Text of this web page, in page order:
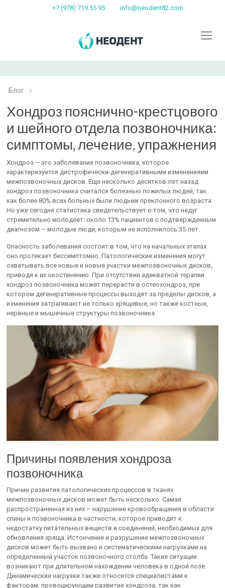
+7 (978) 719 55 95 info@neodent82.com
Блог ›
Хондроз пояснично-крестцового
и шейного отдела позвоночника:
симптомы, лечение, упражнения
Хондроз – это заболевание позвоночника, которое
характеризуется дистрофически-дегенеративными изменениями
межпозвоночных дисков. Еще несколько десятков лет назад
хондроз позвоночника считался болезнью пожилых людей, так
как более 80% всех больных были людьми преклонного возраста.
Но уже сегодня статистика свидетельствует о том, что недуг
стремительно молодеет: около 13% пациентов с подтвержденным
диагнозом – молодые люди, которым не исполнилось 35 лет.
Опасность заболевания состоит в том, что на начальных этапах
оно протекает бессимптомно. Патологические изменения могут
охватывать все новые и новые участки межпозвоночных дисков,
приводя к их окостенению. При отсутствии адекватной терапии
хондроз позвоночника может перерасти в остеохондроз, при
котором дегенеративные процессы выходят за пределы дисков, а
изменения затрагивают не только хрящевые, но также костные,
нервные и мышечные структуры позвоночника.
Причины появления хондроза
позвоночника
Причин развития патологических процессов в тканях
межпозвоночных дисков может быть несколько. Самая
распространенная из них – нарушение кровообращения в области
спины и позвоночника в частности, которое приводит к
недостатку питательных веществ и соединений, необходимых для
обновления хряща. Истончение и разрушение межпозвоночных
дисков может быть вызвано и систематическими нагрузками на
определенный участок позвоночного столба. Такие ситуации
возникают при длительном нахождении человека в одной позе.
Динамические нагрузки также относятся специалистами к
факторам, провоцирующим развитие хондроза, так как